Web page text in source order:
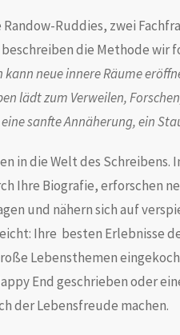
Ruddies, zwei
die Methode wir
neue innere Räume
lädt zum Verweilen,
sanfte Annäherung, ein
in die Welt des Schreibens.
Ihre Biografie, erforschen
und nähern sich auf
Ihre besten Erlebnisse
Lebensthemen
End geschrieben oder
der Lebensfreude machen.